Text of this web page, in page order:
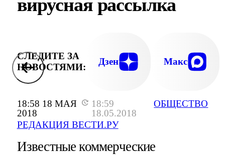
18:58 18 МАЯ
2018
18:59
18.05.2018
РЕДАКЦИЯ ВЕСТИ.РУ
ОБЩЕСТВО
вирусная рассылка
СЛЕДИТЕ ЗА
НОВОСТЯМИ:
Дзен Макс
Известные коммерческие